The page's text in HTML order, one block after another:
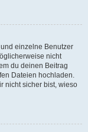
einzelne Benutzer
nicht
du deinen Beitrag
Dateien hochladen.
nicht sicher bist, wieso